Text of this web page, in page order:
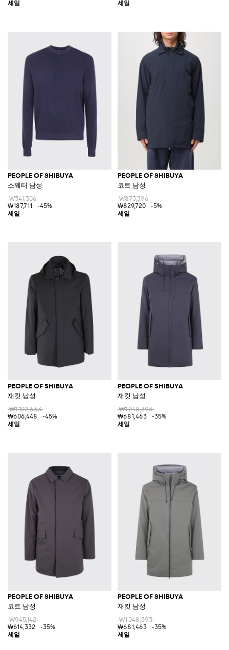
PEOPLE OF SHIBUYA
스웨터 남성
₩341,306
₩187,711
-45%
PEOPLE OF SHIBUYA
코트 남성
₩873,396
₩829,720
-5%
PEOPLE OF SHIBUYA
재킷 남성
₩1,102,663
₩606,448
-45%
PEOPLE OF SHIBUYA
재킷 남성
₩1,048,393
₩681,463
-35%
PEOPLE OF SHIBUYA
코트 남성
₩945,142
₩614,332
-35%
PEOPLE OF SHIBUYA
재킷 남성
₩1,048,393
₩681,463
-35%